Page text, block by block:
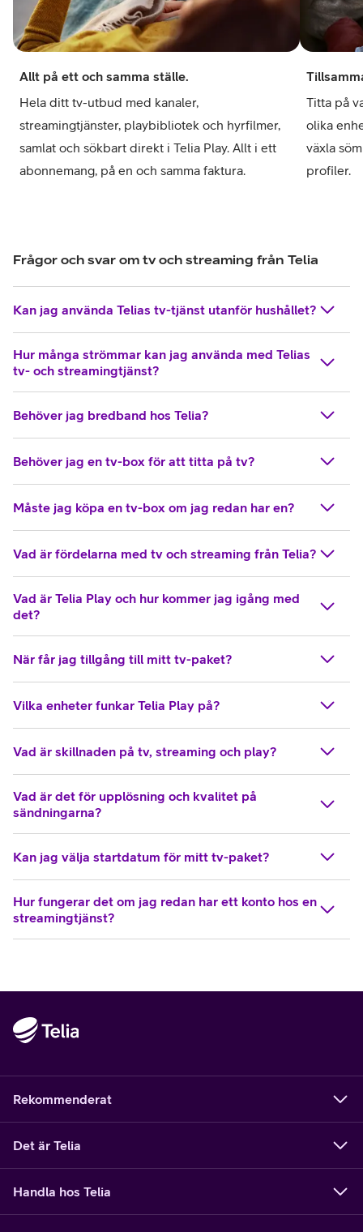
Allt på ett och samma ställe.
Hela ditt tv-utbud med kanaler,
streamingtjänster, playbibliotek och hyrfilmer,
samlat och sökbart direkt i Telia Play. Allt i ett
abonnemang, på en och samma faktura.
Titta på
olika
växla
profiler.
Frågor och svar om tv och streaming från Telia
Kan jag använda Telias tv-tjänst utanför hushållet?
Hur många strömmar kan jag använda med Telias
tv- och streamingtjänst?
Behöver jag bredband hos Telia?
Behöver jag en tv-box för att titta på tv?
Måste jag köpa en tv-box om jag redan har en?
Vad är fördelarna med tv och streaming från Telia?
Vad är Telia Play och hur kommer jag igång med
det?
När får jag tillgång till mitt tv-paket?
Vilka enheter funkar Telia Play på?
Vad är skillnaden på tv, streaming och play?
Vad är det för upplösning och kvalitet på
sändningarna?
Kan jag välja startdatum för mitt tv-paket?
Hur fungerar det om jag redan har ett konto hos en
streamingtjänst?
Rekommenderat
Det är Telia
Handla hos Telia